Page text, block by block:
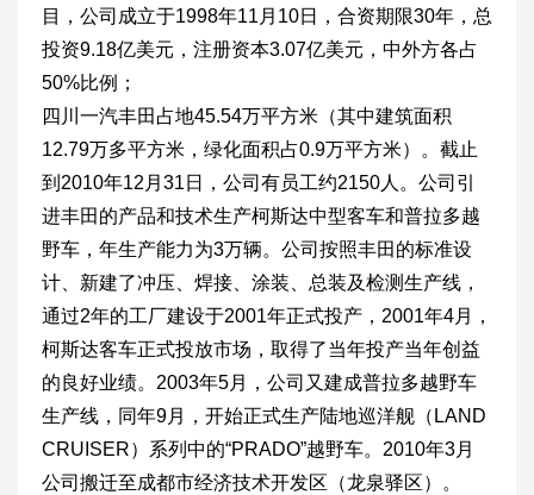
目，公司成立于1998年11月10日，合资期限30年，总
投资9.18亿美元，注册资本3.07亿美元，中外方各占
50%比例；
四川一汽丰田占地45.54万平方米（其中建筑面积
12.79万多平方米，绿化面积占0.9万平方米）。截止
到2010年12月31日，公司有员工约2150人。公司引
进丰田的产品和技术生产柯斯达中型客车和普拉多越
野车，年生产能力为3万辆。公司按照丰田的标准设
计、新建了冲压、焊接、涂装、总装及检测生产线，
通过2年的工厂建设于2001年正式投产，2001年4月，
柯斯达客车正式投放市场，取得了当年投产当年创益
的良好业绩。2003年5月，公司又建成普拉多越野车
生产线，同年9月，开始正式生产陆地巡洋舰（LAND
CRUISER）系列中的“PRADO”越野车。2010年3月
公司搬迁至成都市经济技术开发区（龙泉驿区）。